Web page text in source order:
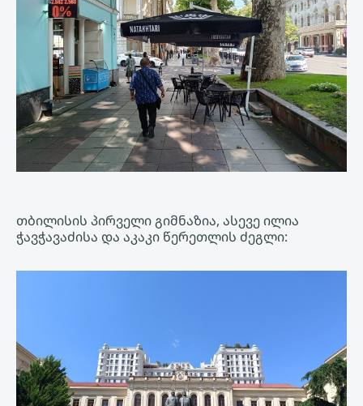
თბილისის პირველი გიმნაზია, ასევე ილია
ჭავჭავაძისა და აკაკი წერეთლის ძეგლი: